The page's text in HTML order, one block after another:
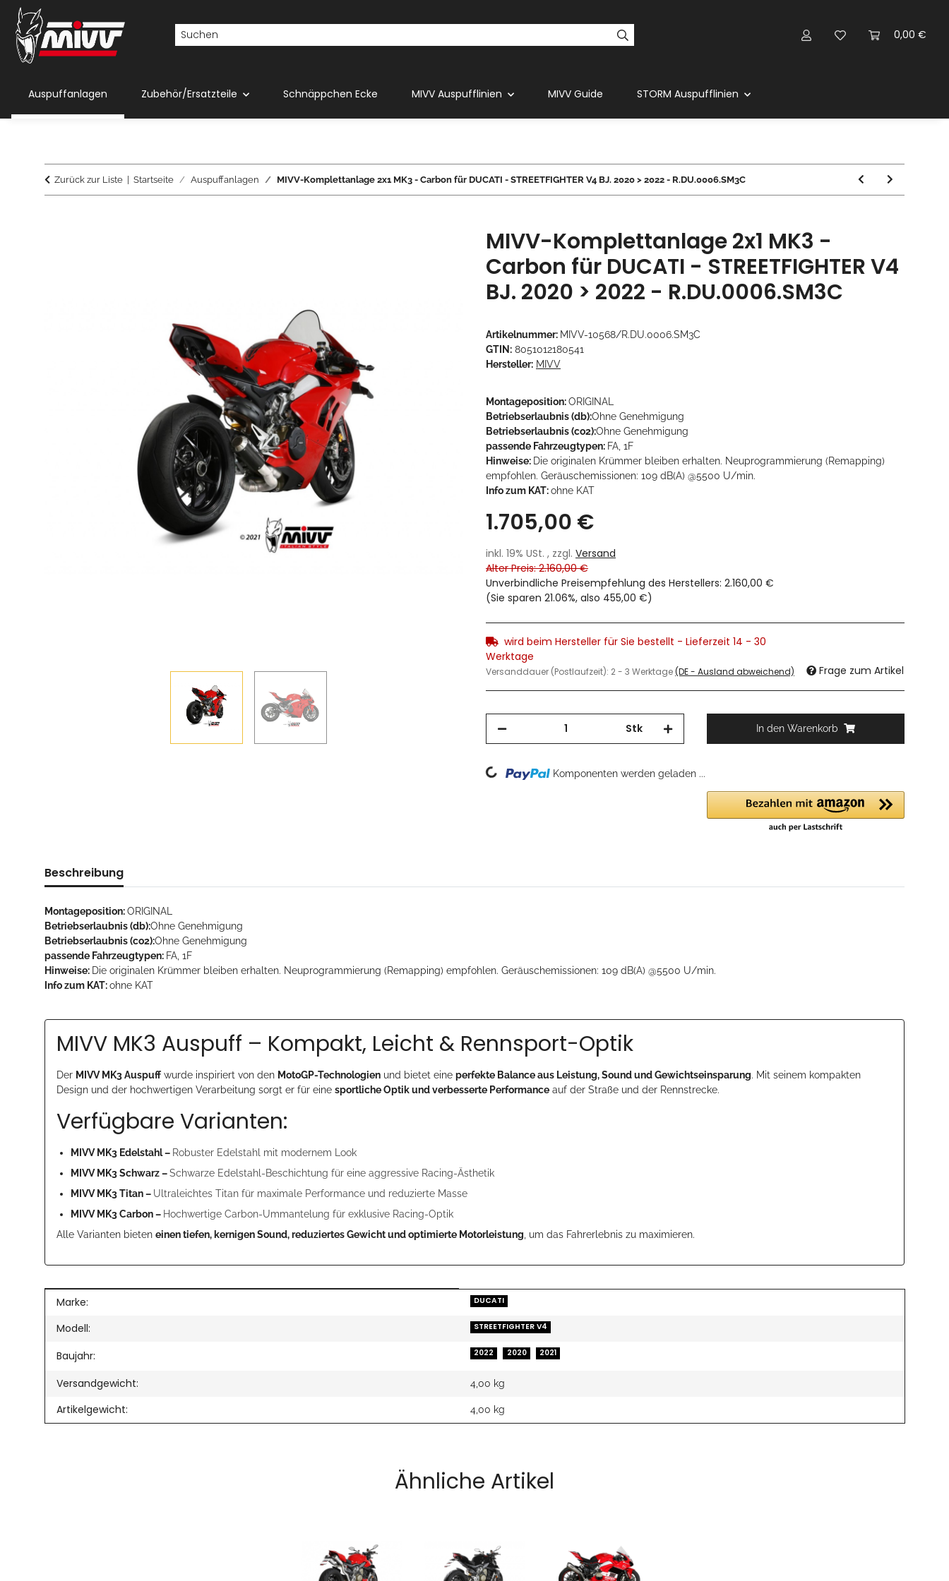
0,00 €
Auspuffanlagen Zubehör/Ersatzteile Schnäppchen Ecke MIVV Auspufflinien MIVV Guide STORM Auspufflinien
Zurück zur Liste Startseite Auspuffanlagen MIVV-Komplettanlage 2x1 MK3 - Carbon für DUCATI - STREETFIGHTER V4 BJ. 2020 > 2022 - R.DU.0006.SM3C
MIVV-Komplettanlage 2x1 MK3 -
Carbon für DUCATI - STREETFIGHTER V4
BJ. 2020 > 2022 - R.DU.0006.SM3C
Artikelnummer: MIVV-10568/R.DU.0006.SM3C
GTIN: 8051012180541
Hersteller: MIVV
Montageposition:ORIGINAL
Betriebserlaubnis (db):Ohne Genehmigung
Betriebserlaubnis (co2):Ohne Genehmigung
passende Fahrzeugtypen: FA, 1F
Hinweise: Die originalen Krümmer bleiben erhalten. Neuprogrammierung (Remapping)
empfohlen. Geräuschemissionen: 109 dB(A) @5500 U/min.
Info zum KAT:ohne KAT
1.705,00 €
inkl. 19% USt. , zzgl. Versand
Alter Preis: 2.160,00 €
Unverbindliche Preisempfehlung des Herstellers: 2.160,00 €
(Sie sparen 21.06%, also 455,00 €)
wird beim Hersteller für Sie bestellt - Lieferzeit 14 - 30
Werktage
Versanddauer (Postlaufzeit): 2 - 3 Werktage(DE - Ausland abweichend) Frage zum Artikel
Stk In den Warenkorb
Loading... Komponenten werden geladen ...
Beschreibung
Montageposition:ORIGINAL
Betriebserlaubnis (db):Ohne Genehmigung
Betriebserlaubnis (co2):Ohne Genehmigung
passende Fahrzeugtypen: FA, 1F
Hinweise: Die originalen Krümmer bleiben erhalten. Neuprogrammierung (Remapping) empfohlen. Geräuschemissionen: 109 dB(A) @5500 U/min.
Info zum KAT:ohne KAT
MIVV MK3 Auspuff – Kompakt, Leicht & Rennsport-Optik
Der MIVV MK3 Auspuff wurde inspiriert von den MotoGP-Technologien und bietet eine perfekte Balance aus Leistung, Sound und Gewichtseinsparung. Mit seinem kompakten
Design und der hochwertigen Verarbeitung sorgt er für eine sportliche Optik und verbesserte Performance auf der Straße und der Rennstrecke.
Verfügbare Varianten:
MIVV MK3 Edelstahl – Robuster Edelstahl mit modernem Look
MIVV MK3 Schwarz –Schwarze Edelstahl-Beschichtung für eine aggressive Racing-Ästhetik
MIVV MK3 Titan – Ultraleichtes Titan für maximale Performance und reduzierte Masse
MIVV MK3 Carbon – Hochwertige Carbon-Ummantelung für exklusive Racing-Optik
Alle Varianten bieten einen tiefen, kernigen Sound, reduziertes Gewicht und optimierte Motorleistung , um das Fahrerlebnis zu maximieren.
Produkteigenschaft
Wert
Marke: DUCATI
Modell: STREETFIGHTER V4
Baujahr: 2022 2020 2021
Versandgewicht: 4,00 kg
Artikelgewicht: 4,00 kg
Ähnliche Artikel